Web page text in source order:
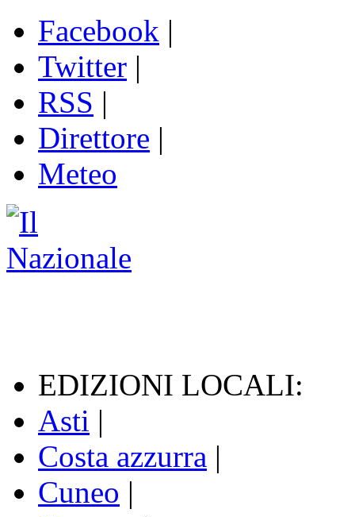
Facebook |
Twitter |
RSS |
Direttore |
Meteo
EDIZIONI LOCALI:
Asti |
Costa azzurra |
Cuneo |